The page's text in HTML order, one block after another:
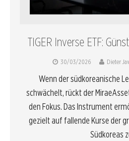
TIGER Inverse ETF:
30/03/2026 Dieter
Wenn der südkoreanische
schwächelt, rückt der
den Fokus. Das Instrument
gezielt auf fallende Kurse der
Südkoreas